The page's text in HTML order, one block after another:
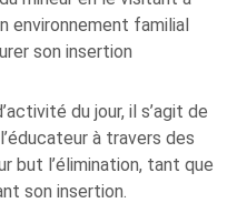
environnement familial
son insertion
du jour, il s’agit de
à travers des
but l’élimination, tant que
son insertion.